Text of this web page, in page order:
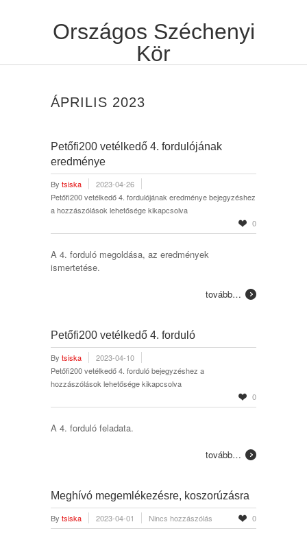
Országos Széchenyi
Kör
ÁPRILIS 2023
Petőfi200 vetélkedő 4. fordulójának
eredménye
By tsiska
2023-04-26
Petőfi200 vetélkedő 4. fordulójának eredménye bejegyzéshez
a hozzászólások lehetősége kikapcsolva
0
A 4. forduló megoldása, az eredmények
ismertetése.
tovább…
Petőfi200 vetélkedő 4. forduló
By tsiska
2023-04-10
Petőfi200 vetélkedő 4. forduló bejegyzéshez a
hozzászólások lehetősége kikapcsolva
0
A 4. forduló feladata.
tovább…
Meghívó megemlékezésre, koszorúzásra
By tsiska 2023-04-01 Nincs hozzászólás 0